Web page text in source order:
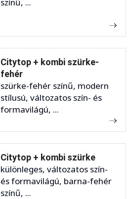
Citytop + kombi szürke-
fehér
szürke-fehér színű, modern
stílusú, változatos szín- és
formavilágú, ...
Citytop + kombi szürke
különleges, változatos szín-
és formavilágú, barna-fehér
színű, ...